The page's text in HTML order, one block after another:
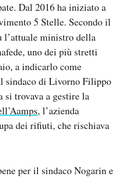
Dal 2016 ha iniziato a
5 Stelle. Secondo il
l’attuale ministro della
uno dei più stretti
a indicarlo come
sindaco di Livorno Filippo
si trovava a gestire la
, l’azienda
dei rifiuti, che rischiava
per il sindaco Nogarin e